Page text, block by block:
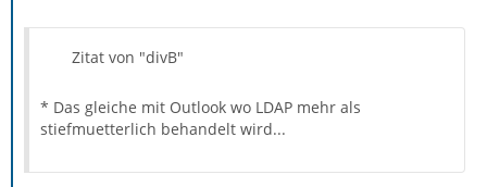
Zitat von "divB"
* Das gleiche mit Outlook wo LDAP mehr als
stiefmuetterlich behandelt wird...